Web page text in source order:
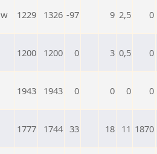
w 1229 1326 -97 9 2,5 0
1200 1200 0 3 0,5 0
1943 1943 0 0 0 0
1777 1744 33 18 11 1870